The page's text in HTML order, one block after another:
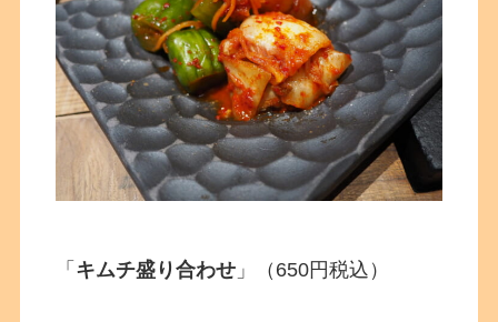
「 キムチ盛り合わせ 」（650円税込）